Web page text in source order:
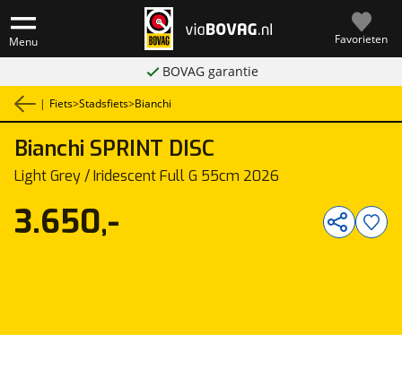
Menu Favorieten
BOVAG garantie
| Fiets>Stadsfiets>Bianchi
Bianchi SPRINT DISC
Light Grey / Iridescent Full G 55cm 2026
3.650,-